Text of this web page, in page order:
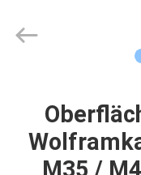
PRODUKTE
Limited.
M35 /